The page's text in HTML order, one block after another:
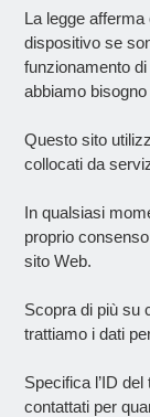
La legge
dispositivo se
funzionamento
abbiamo
Questo sito
collocati da
In qualsiasi
proprio
sito Web.
Scopra di più su
trattiamo i dati
Specifica l’ID
contattati per